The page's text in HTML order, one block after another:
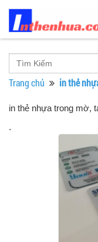
Trang chủ in thẻ
in thẻ nhựa trong mờ,
.